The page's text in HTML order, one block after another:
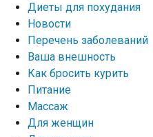
Диеты для похудания
Новости
Перечень заболеваний
Ваша внешность
Как бросить курить
Питание
Массаж
Для женщин